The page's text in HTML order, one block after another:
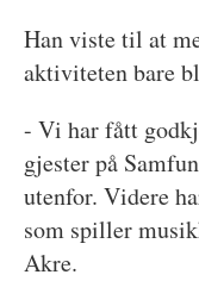
Han viste til at
aktiviteten bare
- Vi har fått
gjester på
utenfor. Videre
som spiller
Akre.